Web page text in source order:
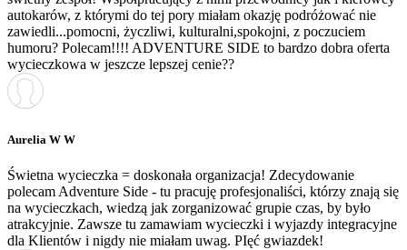
autokarów, z którymi do tej pory miałam okazję podróżować nie
zawiedli...pomocni, życzliwi, kulturalni,spokojni, z poczuciem
humoru? Polecam!!!! ADVENTURE SIDE to bardzo dobra oferta
wycieczkowa w jeszcze lepszej cenie??
Aurelia W W
Świetna wycieczka = doskonała organizacja! Zdecydowanie
polecam Adventure Side - tu pracuję profesjonaliści, którzy znają się
na wycieczkach, wiedzą jak zorganizować grupie czas, by było
atrakcyjnie. Zawsze tu zamawiam wycieczki i wyjazdy integracyjne
dla Klientów i nigdy nie miałam uwag. PIęć gwiazdek!